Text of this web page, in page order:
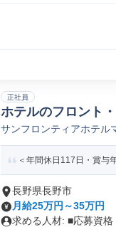
正社員
ホテルのフロント
サンフロンティアホテル
＜年間休日117日・賞与
長野県長野市
月給25万円～35万円
求める人材: ■応募資格